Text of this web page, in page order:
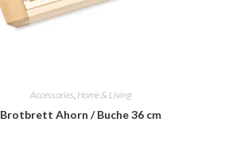
Accessories Home & Living
Brotbrett Ahorn / Buche 36 cm